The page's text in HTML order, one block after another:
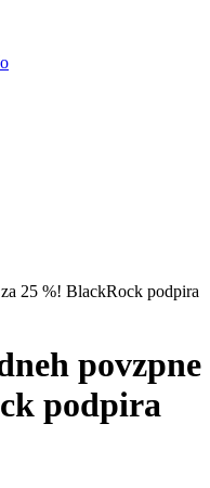
25 %! BlackRock podpira
povzpne
podpira